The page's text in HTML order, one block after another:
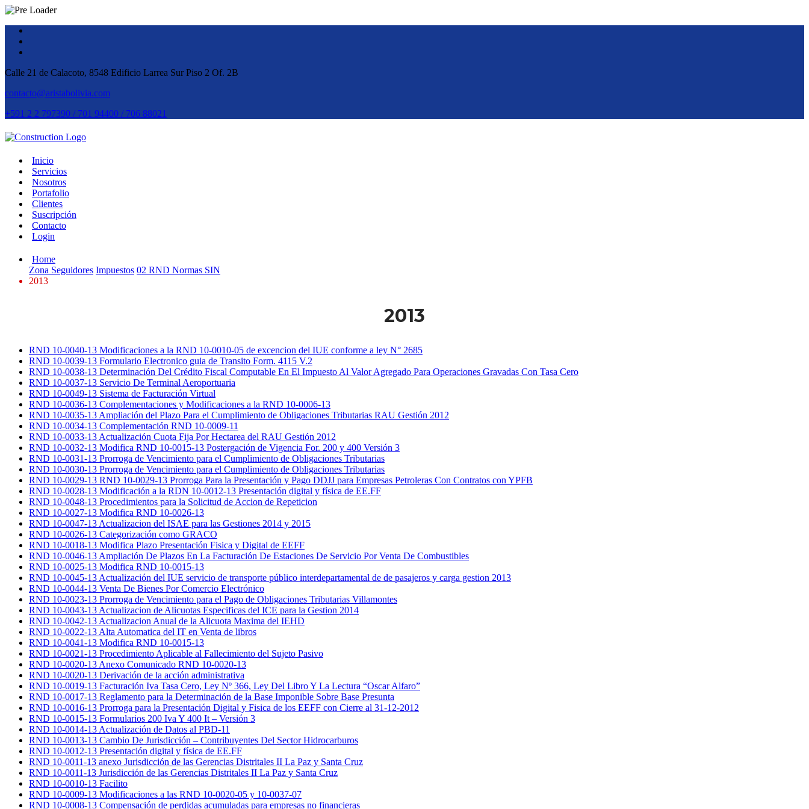
Calle 21 de Calacoto, 8548 Edificio Larrea Sur Piso 2 Of. 2B
contacto@aristabolivia.com
+591 2 2 797390 / 701 94400 / 706 88021
Inicio
Servicios
Nosotros
Portafolio
Clientes
Suscripción
Contacto
Login
Home
Zona Seguidores Impuestos 02 RND Normas SIN
2013
2013
RND 10-0040-13 Modificaciones a la RND 10-0010-05 de excencion del IUE conforme a ley N° 2685
RND 10-0039-13 Formulario Electronico guia de Transito Form. 4115 V.2
RND 10-0038-13 Determinación Del Crédito Fiscal Computable En El Impuesto Al Valor Agregado Para Operaciones Gravadas Con Tasa Cero
RND 10-0037-13 Servicio De Terminal Aeroportuaria
RND 10-0049-13 Sistema de Facturación Virtual
RND 10-0036-13 Complementaciones y Modificaciones a la RND 10-0006-13
RND 10-0035-13 Ampliación del Plazo Para el Cumplimiento de Obligaciones Tributarias RAU Gestión 2012
RND 10-0034-13 Complementación RND 10-0009-11
RND 10-0033-13 Actualización Cuota Fija Por Hectarea del RAU Gestión 2012
RND 10-0032-13 Modifica RND 10-0015-13 Postergación de Vigencia For. 200 y 400 Versión 3
RND 10-0031-13 Prorroga de Vencimiento para el Cumplimiento de Obligaciones Tributarias
RND 10-0030-13 Prorroga de Vencimiento para el Cumplimiento de Obligaciones Tributarias
RND 10-0029-13 RND 10-0029-13 Prorroga Para la Presentación y Pago DDJJ para Empresas Petroleras Con Contratos con YPFB
RND 10-0028-13 Modificación a la RDN 10-0012-13 Presentación digital y física de EE.FF
RND 10-0048-13 Procedimientos para la Solicitud de Accion de Repeticion
RND 10-0027-13 Modifica RND 10-0026-13
RND 10-0047-13 Actualizacion del ISAE para las Gestiones 2014 y 2015
RND 10-0026-13 Categorización como GRACO
RND 10-0018-13 Modifica Plazo Presentación Fisica y Digital de EEFF
RND 10-0046-13 Ampliación De Plazos En La Facturación De Estaciones De Servicio Por Venta De Combustibles
RND 10-0025-13 Modifica RND 10-0015-13
RND 10-0045-13 Actualización del IUE servicio de transporte público interdepartamental de de pasajeros y carga gestion 2013
RND 10-0044-13 Venta De Bienes Por Comercio Electrónico
RND 10-0023-13 Prorroga de Vencimiento para el Pago de Obligaciones Tributarias Villamontes
RND 10-0043-13 Actualizacion de Alicuotas Especificas del ICE para la Gestion 2014
RND 10-0042-13 Actualizacion Anual de la Alicuota Maxima del IEHD
RND 10-0022-13 Alta Automatica del IT en Venta de libros
RND 10-0041-13 Modifica RND 10-0015-13
RND 10-0021-13 Procedimiento Aplicable al Fallecimiento del Sujeto Pasivo
RND 10-0020-13 Anexo Comunicado RND 10-0020-13
RND 10-0020-13 Derivación de la acción administrativa
RND 10-0019-13 Facturación Iva Tasa Cero, Ley Nº 366, Ley Del Libro Y La Lectura “Oscar Alfaro”
RND 10-0017-13 Reglamento para la Determinación de la Base Imponible Sobre Base Presunta
RND 10-0016-13 Prorroga para la Presentación Digital y Fisica de los EEFF con Cierre al 31-12-2012
RND 10-0015-13 Formularios 200 Iva Y 400 It – Versión 3
RND 10-0014-13 Actualización de Datos al PBD-11
RND 10-0013-13 Cambio De Jurisdicción – Contribuyentes Del Sector Hidrocarburos
RND 10-0012-13 Presentación digital y física de EE.FF
RND 10-0011-13 anexo Jurisdicción de las Gerencias Distritales II La Paz y Santa Cruz
RND 10-0011-13 Jurisdicción de las Gerencias Distritales II La Paz y Santa Cruz
RND 10-0010-13 Facilito
RND 10-0009-13 Modificaciones a las RND 10-0020-05 y 10-0037-07
RND 10-0008-13 Compensación de perdidas acumuladas para empresas no financieras